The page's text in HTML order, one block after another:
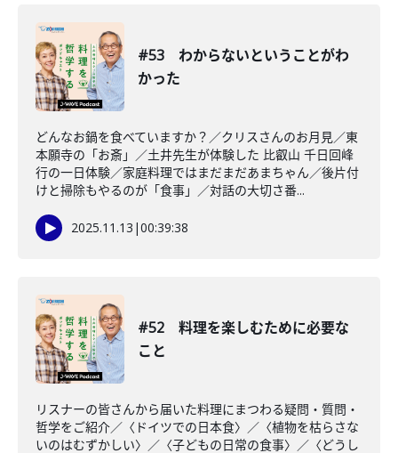
#53 わからないということがわ
かった
どんなお鍋を食べていますか？／クリスさんのお月見／東
本願寺の「お斎」／土井先生が体験した 比叡山 千日回峰
行の一日体験／家庭料理ではまだまだあまちゃん／後片付
けと掃除もやるのが「食事」／対話の大切さ番...
2025.11.13 |00:39:38
#52 料理を楽しむために必要な
こと
リスナーの皆さんから届いた料理にまつわる疑問・質問・
哲学をご紹介／〈ドイツでの日本食〉／〈植物を枯らさな
いのはむずかしい〉／〈子どもの日常の食事〉／〈どうし